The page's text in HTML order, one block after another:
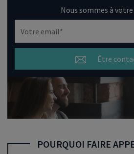
Nous sommes à
Être
POURQUOI FAIRE